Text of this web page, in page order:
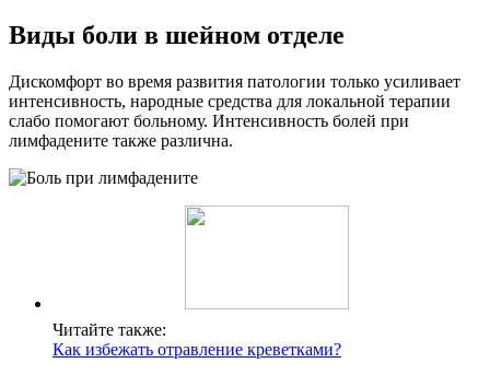
Виды боли в шейном отделе
Дискомфорт во время развития патологии только усиливает
интенсивность, народные средства для локальной терапии
слабо помогают больному. Интенсивность болей при
лимфадените также различна.
Читайте также:
Как избежать отравление креветками?